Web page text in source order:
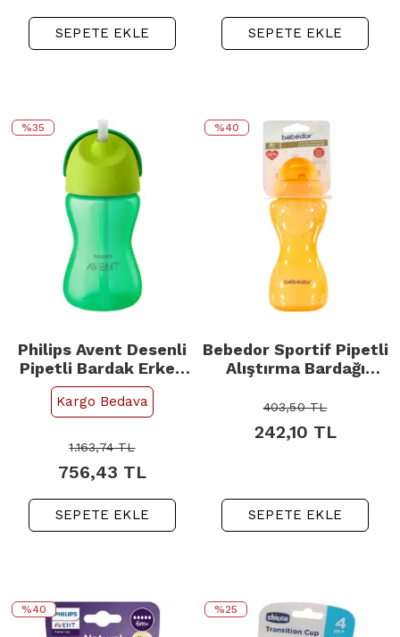
SEPETE EKLE SEPETE EKLE
%35
Philips Avent Desenli
Pipetli Bardak Erkek
300ml
Kargo Bedava
1.163,74TL
756,43 TL
SEPETE EKLE
%40
Bebedor Sportif Pipetli
Alıştırma Bardağı
403,50TL
242,10 TL
SEPETE EKLE
%40 %25